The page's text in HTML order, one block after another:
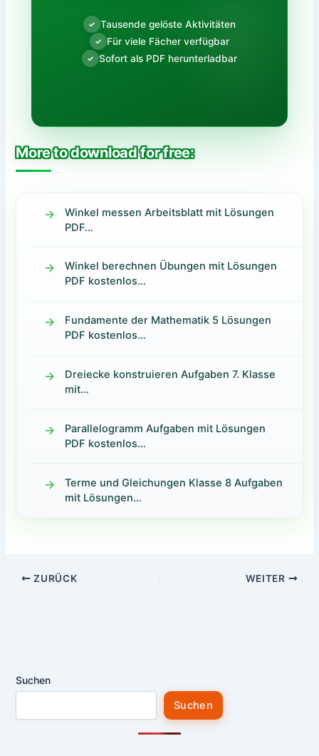
✓ Tausende gelöste Aktivitäten
✓ Für viele Fächer verfügbar
✓ Sofort als PDF herunterladbar
More to download for free:
Winkel messen Arbeitsblatt mit Lösungen
PDF…
Winkel berechnen Übungen mit Lösungen
PDF kostenlos…
Fundamente der Mathematik 5 Lösungen
PDF kostenlos…
Dreiecke konstruieren Aufgaben 7. Klasse
mit…
Parallelogramm Aufgaben mit Lösungen
PDF kostenlos…
Terme und Gleichungen Klasse 8 Aufgaben
mit Lösungen…
ZURÜCK WEITER
Suchen
Suchen